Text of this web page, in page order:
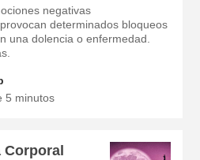
negativas
determinados bloqueos
una dolencia o enfermedad.
5 minutos
Corporal